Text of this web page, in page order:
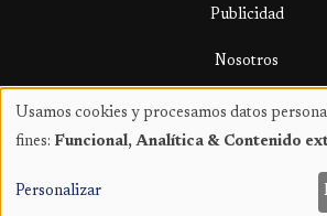
Publicidad
Nosotros
Términos y condiciones
Uso
datos
Usamos cookies y procesamos datos
fines: Funcional, Analítica & Contenido
Personalizar